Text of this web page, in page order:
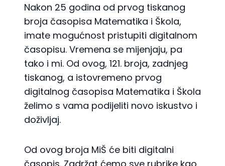
Nakon 25 godina od prvog tiskanog
broja časopisa Matematika i Škola,
imate mogućnost pristupiti digitalnom
časopisu. Vremena se mijenjaju, pa
tako i mi. Od ovog, 121. broja, zadnjeg
tiskanog, a istovremeno prvog
digitalnog časopisa Matematika i Škola
želimo s vama podijeliti novo iskustvo i
doživljaj.
Od ovog broja MiŠ će biti digitalni
časopis. Zadržat ćemo sve rubrike kao